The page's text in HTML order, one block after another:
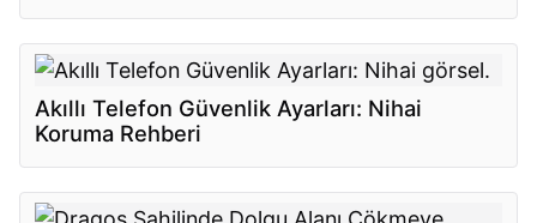
Akıllı Telefon Güvenlik Ayarları: Nihai
Koruma Rehberi